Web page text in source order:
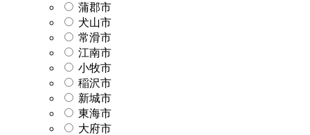
蒲郡市
犬山市
常滑市
江南市
小牧市
稲沢市
新城市
東海市
大府市